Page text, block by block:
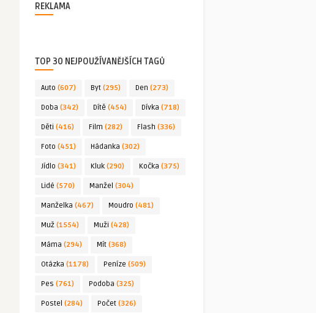
REKLAMA
TOP 30 NEJPOUŽÍVANĚJŠÍCH TAGŮ
Auto (607) Byt (295) Den (273)
Doba (342) Dítě (454) Dívka (718)
Děti (416) Film (282) Flash (336)
Foto (451) Hádanka (302)
Jídlo (341) Kluk (290) Kočka (375)
Lidé (570) Manžel (304)
Manželka (467) Moudro (481)
Muž (1554) Muži (428)
Máma (294) Mít (368)
Otázka (1178) Peníze (509)
Pes (761) Podoba (325)
Postel (284) Počet (326)